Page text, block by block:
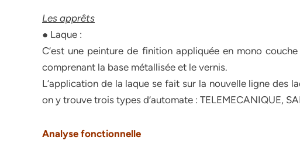
Les apprêts
● Laque :
C’est une peinture de finition appliquée en mono
comprenant la base métallisée et le vernis.
L’application de la laque se fait sur la nouvelle ligne des
on y trouve trois types d’automate : TELEMECANIQUE,
Analyse fonctionnelle